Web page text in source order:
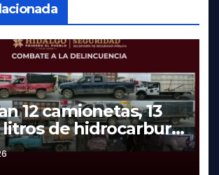
12 camionetas, 13
de hidrocarburo
robados en